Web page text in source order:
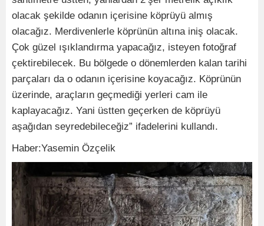
olacak şekilde odanın içerisine köprüyü almış
olacağız. Merdivenlerle köprünün altına iniş olacak.
Çok güzel ışıklandırma yapacağız, isteyen fotoğraf
çektirebilecek. Bu bölgede o dönemlerden kalan tarihi
parçaları da o odanın içerisine koyacağız. Köprünün
üzerinde, araçların geçmediği yerleri cam ile
kaplayacağız. Yani üstten geçerken de köprüyü
aşağıdan seyredebileceğiz” ifadelerini kullandı.
Haber:Yasemin Özçelik